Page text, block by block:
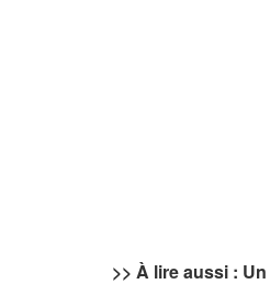
>> À lire aussi :